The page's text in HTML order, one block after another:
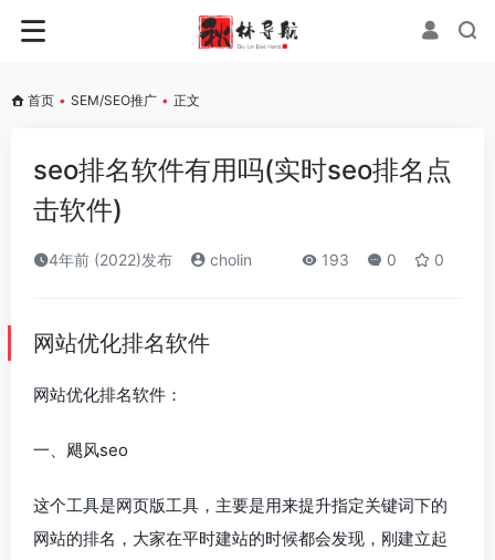
首页 • SEM/SEO推广 • 正文
seo排名软件有用吗(实时seo排名点
击软件)
4年前 (2022)发布 cholin 193 0 0
网站优化排名软件
网站优化排名软件：
一、飓风seo
这个工具是网页版工具，主要是用来提升指定关键词下的
网站的排名，大家在平时建站的时候都会发现，刚建立起